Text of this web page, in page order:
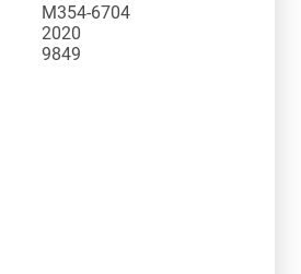
M354-6704
2020
9849